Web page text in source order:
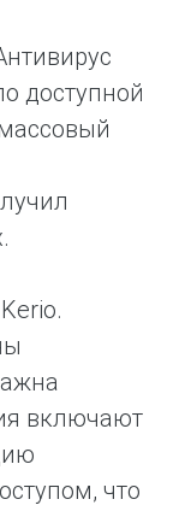
доступной
включают
что